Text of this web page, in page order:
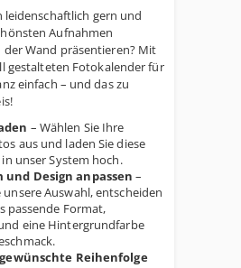
leidenschaftlich gern und
Aufnahmen
Wand präsentieren? Mit
gestalteten Fotokalender für
einfach – und das zu
– Wählen Sie Ihre
aus und laden Sie diese
unser System hoch.
und Design anpassen–
unsere Auswahl, entscheiden
passende Format,
eine Hintergrundfarbe
Reihenfolge